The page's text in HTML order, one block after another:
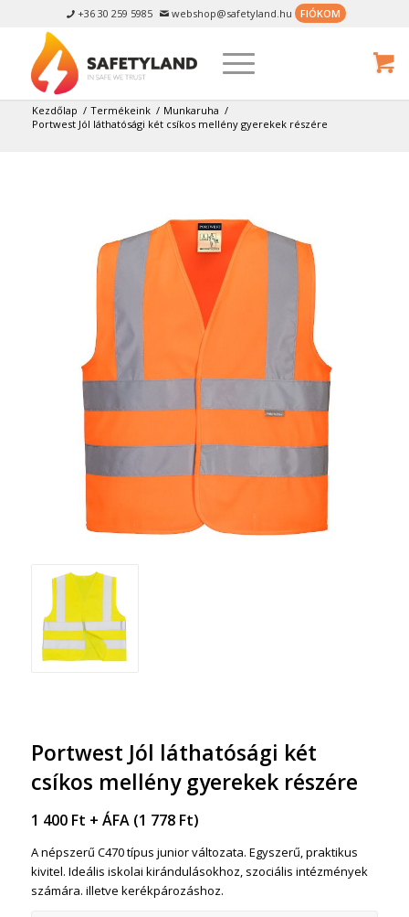
 +36 30 259 5985  webshop@safetyland.hu FIÓKOM
Kezdőlap / Termékeink / Munkaruha /
Portwest Jól láthatósági két csíkos mellény gyerekek részére
Portwest Jól láthatósági két
csíkos mellény gyerekek részére
1 400 Ft + ÁFA (1 778 Ft)
A népszerű C470 típus junior változata. Egyszerű, praktikus
kivitel. Ideális iskolai kirándulásokhoz, szociális intézmények
számára. illetve kerékpározáshoz.